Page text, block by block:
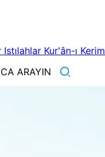
Istılahlar Kur'ân-ı Kerim
ARAYIN